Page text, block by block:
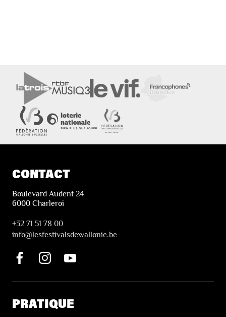
CONTACT
Boulevard Audent 24
6000 Charleroi
+32 71 51 78 00
info@lesfestivalsdewallonie.be
PRATIQUE